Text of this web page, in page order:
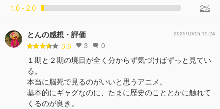
1.0 - 2.0
2%
とんの感想・評価
3.6 3 0
2025/10/15 15:24
１期と２期の境目が全く分からず気づけばずっと見てい
る。
本当に脳死で見るのがいいと思うアニメ。
基本的にギャグなのに、たまに歴史のこととかに触れて
くるのが良き。